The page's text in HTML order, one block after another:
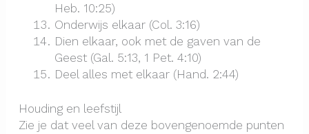
Heb. 10:25)
Onderwijs elkaar (Col. 3:16)
Dien elkaar, ook met de gaven van de
Geest (Gal. 5:13, 1 Pet. 4:10)
Deel alles met elkaar (Hand. 2:44)
Houding en leefstijl
Zie je dat veel van deze bovengenoemde punten